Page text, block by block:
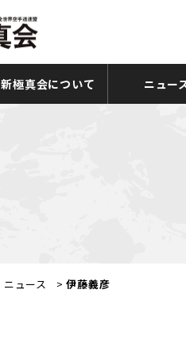
新極真会について ニュー
ニュース >伊藤義彦